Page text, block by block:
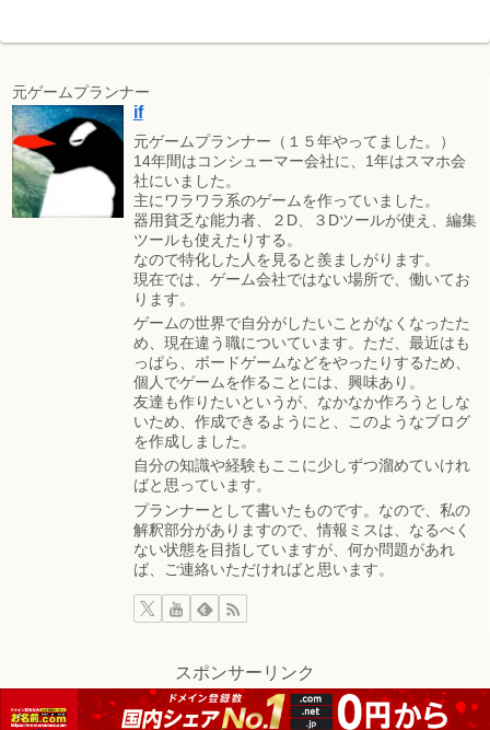
元ゲームプランナー
if
元ゲームプランナー（１５年やってました。）
14年間はコンシューマー会社に、1年はスマホ会
社にいました。
主にワラワラ系のゲームを作っていました。
器用貧乏な能力者、２D、３Dツールが使え、編集
ツールも使えたりする。
なので特化した人を見ると羨ましがります。
現在では、ゲーム会社ではない場所で、働いてお
ります。
ゲームの世界で自分がしたいことがなくなったた
め、現在違う職についています。ただ、最近はも
っぱら、ボードゲームなどをやったりするため、
個人でゲームを作ることには、興味あり。
友達も作りたいというが、なかなか作ろうとしな
いため、作成できるようにと、このようなブログ
を作成しました。
自分の知識や経験もここに少しずつ溜めていけれ
ばと思っています。
プランナーとして書いたものです。なので、私の
解釈部分がありますので、情報ミスは、なるべく
ない状態を目指していますが、何か問題があれ
ば、ご連絡いただければと思います。
スポンサーリンク